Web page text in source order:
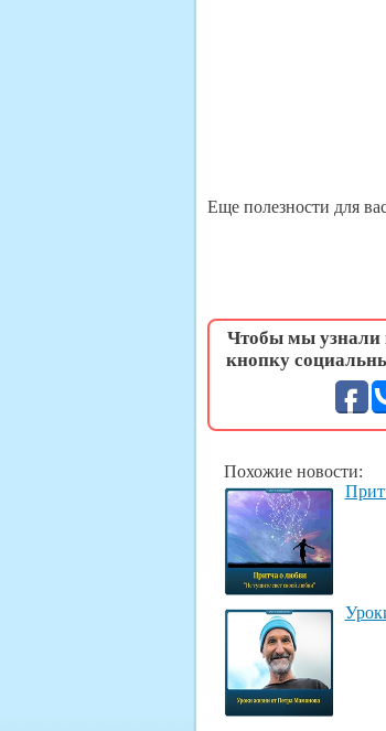
Еще полезности для
Чтобы мы узнали
кнопку
Похожие новости: